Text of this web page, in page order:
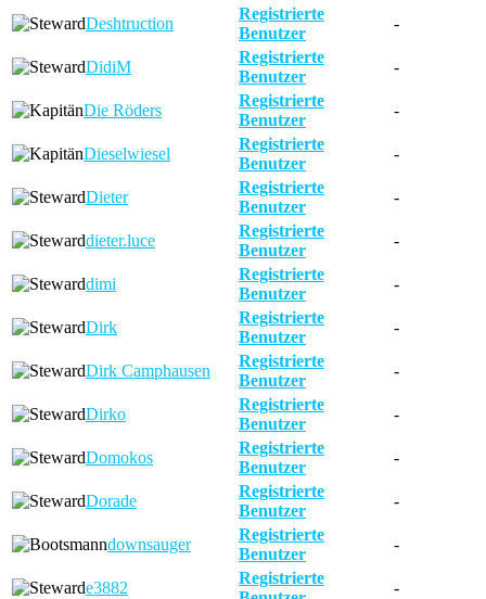
Deshtruction
Registrierte
Benutzer
-
DidiM
Registrierte
Benutzer
-
Die Röders
Registrierte
Benutzer
-
Dieselwiesel
Registrierte
Benutzer
-
Dieter
Registrierte
Benutzer
-
dieter.luce
Registrierte
Benutzer
-
dimi
Registrierte
Benutzer
-
Dirk
Registrierte
Benutzer
-
Dirk Camphausen
Registrierte
Benutzer
-
Dirko
Registrierte
Benutzer
-
Domokos
Registrierte
Benutzer
-
Dorade
Registrierte
Benutzer
-
downsauger
Registrierte
Benutzer
-
e3882
Registrierte
-